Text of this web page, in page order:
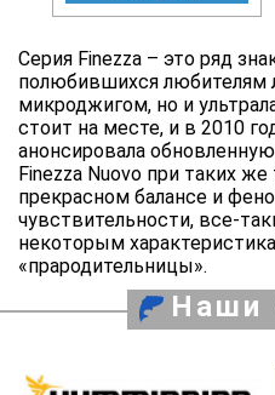
Серия Finezza – это ряд
полюбившихся любителям
микроджигом, но и
стоит на месте, и в 2010
анонсировала
Finezza Nuovo при таких
прекрасном балансе и
чувствительности, все-
некоторым
«прародительницы».
Наши